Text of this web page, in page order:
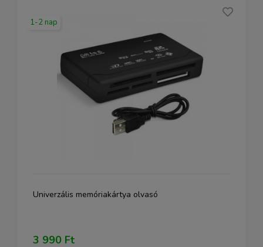
1-2 nap
Univerzális memóriakártya olvasó
3 990 Ft